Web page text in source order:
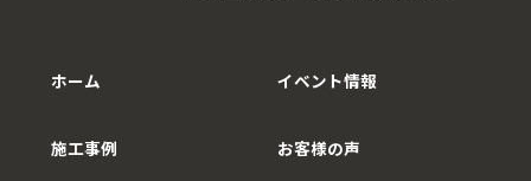
ホーム
施工事例
イベント情報
お客様の声